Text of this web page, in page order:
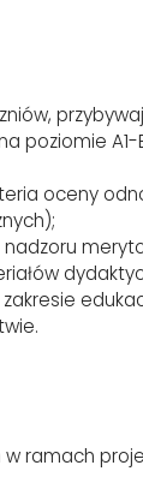
poziomie A1-
oceny
w ramach